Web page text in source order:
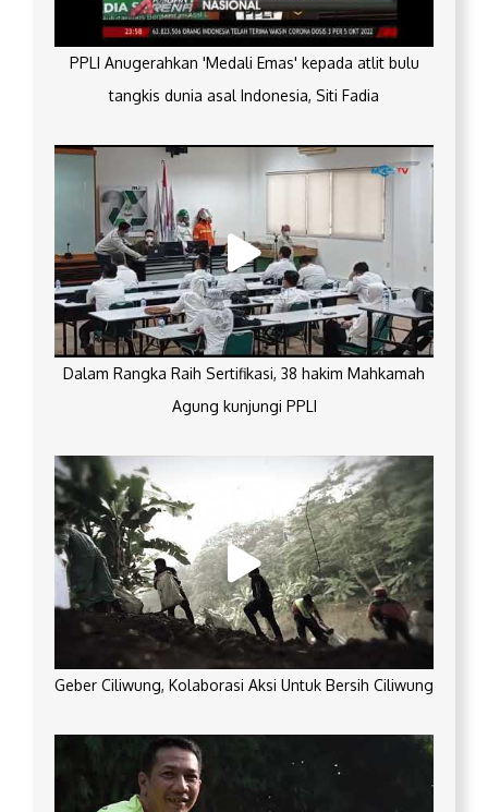
PPLI Anugerahkan 'Medali Emas' kepada atlit bulu
tangkis dunia asal Indonesia, Siti Fadia
Dalam Rangka Raih Sertifikasi, 38 hakim Mahkamah
Agung kunjungi PPLI
Geber Ciliwung, Kolaborasi Aksi Untuk Bersih Ciliwung